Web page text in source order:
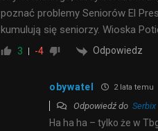
poznać problemy Seniorów El
kumulują się seniorzy. Wioska
3 -4 Odpowiedz
obywatel 2 lata temu
Odpowiedź do Serbix
Ha ha ha – tylko że w